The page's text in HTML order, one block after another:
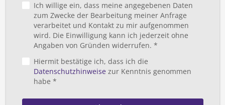
Ich willige ein, dass meine angegebenen Daten
zum Zwecke der Bearbeitung meiner Anfrage
verarbeitet und Kontakt zu mir aufgenommen
wird. Die Einwilligung kann ich jederzeit ohne
Angaben von Gründen widerrufen. *
Hiermit bestätige ich, dass ich die
Datenschutzhinweisezur Kenntnis genommen
habe *